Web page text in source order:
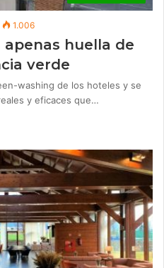
1.006
apenas huella de
verde
washing de los hoteles y se
y eficaces que…